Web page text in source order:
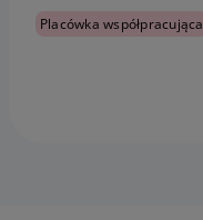
Placówka współpracująca